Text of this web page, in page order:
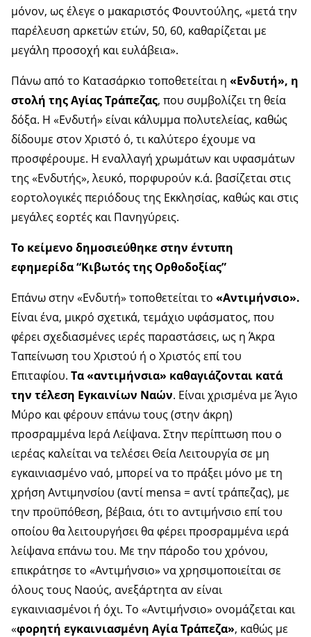
μόνον, ως έλεγε ο μακαριστός Φουντούλης, «μετά την
παρέλευση αρκετών ετών, 50, 60, καθαρίζεται με
μεγάλη προσοχή και ευλάβεια».
Πάνω από το Κατασάρκιο τοποθετείται η «Ενδυτή», η
στολή της Αγίας Τράπεζας, που συμβολίζει τη θεία
δόξα. Η «Ενδυτή» είναι κάλυμμα πολυτελείας, καθώς
δίδουμε στον Χριστό ό, τι καλύτερο έχουμε να
προσφέρουμε. Η εναλλαγή χρωμάτων και υφασμάτων
της «Ενδυτής», λευκό, πορφυρούν κ.ά. βασίζεται στις
εορτολογικές περιόδους της Εκκλησίας, καθώς και στις
μεγάλες εορτές και Πανηγύρεις.
Το κείμενο δημοσιεύθηκε στην έντυπη
εφημερίδα “Κιβωτός της Ορθοδοξίας”
Επάνω στην «Ενδυτή» τοποθετείται το «Αντιμήνσιο».
Είναι ένα, μικρό σχετικά, τεμάχιο υφάσματος, που
φέρει σχεδιασμένες ιερές παραστάσεις, ως η Άκρα
Ταπείνωση του Χριστού ή ο Χριστός επί του
Επιταφίου. Τα «αντιμήνσια» καθαγιάζονται κατά
την τέλεση Εγκαινίων Ναών. Είναι χρισμένα με Άγιο
Μύρο και φέρουν επάνω τους (στην άκρη)
προσραμμένα Ιερά Λείψανα. Στην περίπτωση που ο
ιερέας καλείται να τελέσει Θεία Λειτουργία σε μη
εγκαινιασμένο ναό, μπορεί να το πράξει μόνο με τη
χρήση Αντιμηνσίου (αντί mensa = αντί τράπεζας), με
την προϋπόθεση, βέβαια, ότι το αντιμήνσιο επί του
οποίου θα λειτουργήσει θα φέρει προσραμμένα ιερά
λείψανα επάνω του. Με την πάροδο του χρόνου,
επικράτησε το «Αντιμήνσιο» να χρησιμοποιείται σε
όλους τους Ναούς, ανεξάρτητα αν είναι
εγκαινιασμένοι ή όχι. Το «Αντιμήνσιο» ονομάζεται και
«φορητή εγκαινιασμένη Αγία Τράπεζα», καθώς με